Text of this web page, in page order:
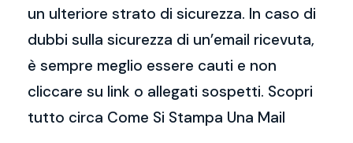
un ulteriore strato di sicurezza. In caso di
dubbi sulla sicurezza di un’email ricevuta,
è sempre meglio essere cauti e non
cliccare su link o allegati sospetti. Scopri
tutto circa Come Si Stampa Una Mail